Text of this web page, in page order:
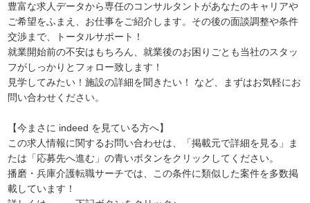
豊富な求人データから専任のコンサルタントがあなたのキャリアや
ご希望をふまえ、お仕事をご紹介します。その後の面談調整や条件
交渉まで、トータルサポート！
就業開始前の不安はもちろん、就業後のお困りごとも当社のスタッ
フがしっかりとフォロー致します！
見学してみたい！施設の詳細を聞きたい！ など、まずはお気軽にお
問い合わせください。
【今まさに indeed を見ている方へ】
この求人情報に関するお問い合わせは、「掲載元で詳細を見る」ま
たは「応募先へ進む」の青いボタンをクリックしてください。
播磨・兵庫介護転職サーチでは、この条件に類似した案件を多数掲
載しています！